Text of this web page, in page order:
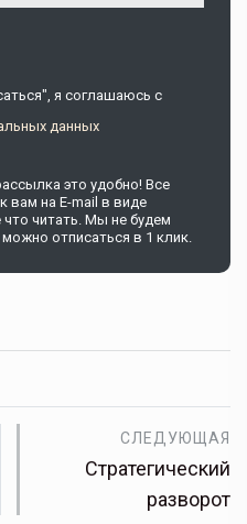
я соглашаюсь c
данных
это удобно! Все
вам на E-mail в виде
читать. Мы не будем
отписаться в 1 клик.
СЛЕДУЮЩАЯ
Стратегический
разворот